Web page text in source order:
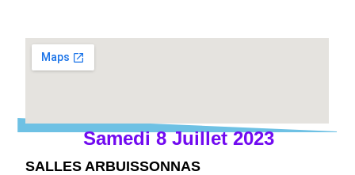
Samedi 8 Juillet 2023
SALLES ARBUISSONNAS